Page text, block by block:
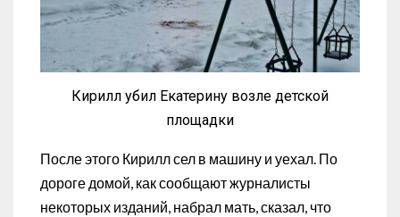
Кирилл убил Екатерину возле детской
площадки
После этого Кирилл сел в машину и уехал. По
дороге домой, как сообщают журналисты
некоторых изданий, набрал мать, сказал, что